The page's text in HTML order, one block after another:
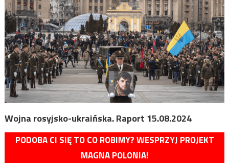
Wojna rosyjsko-ukraińska. Raport 15.08.2024
PODOBA CI SIĘ TO CO ROBIMY? WESPRZYJ PROJEKT
MAGNA POLONIA!